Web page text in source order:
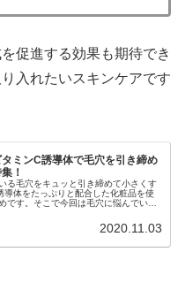
促進する効果も期待でき
入れたいスキンケアです
タミンC誘導体で毛穴を引き締め
！
る毛穴をキュッと引き締めて小さくす
導体をたっぷりと配合した化粧品を使
です。そこで今回は毛穴に悩んでいる
オルやフェイススチーマーで毛穴を開
上げに必ず毛穴を引き締めないと開い
2020.11.03